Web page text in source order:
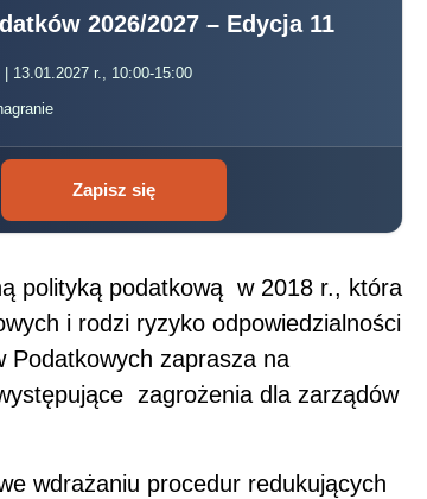
2026/2027 – Edycja 11
13.01.2027 r., 10:00-15:00
Zapisz się
polityką podatkową w 2018 r., która
i rodzi ryzyko odpowiedzialności
Podatkowych zaprasza na
zagrożenia dla zarządów
wdrażaniu procedur redukujących